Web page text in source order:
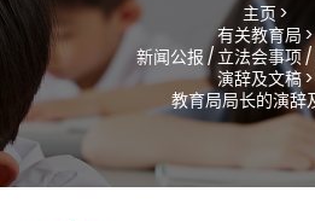
主页 >
有关教育局 >
新闻公报 / 立法会事项 /
演辞及文稿 >
教育局局长的演辞